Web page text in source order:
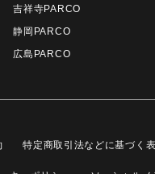
吉祥寺PARCO
静岡PARCO
広島PARCO
特定商取引法などに基づく